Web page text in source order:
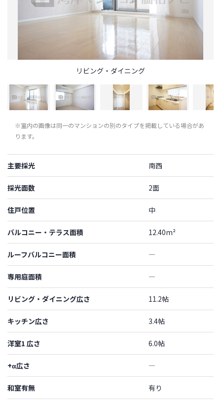
リビング・ダイニング
※室内の画像は同一のマンションの別のタイプを掲載している場合があ
ります。
主要採光 南西
採光面数 2面
住戸位置 中
バルコニー・テラス面積 12.40m²
ルーフバルコニー面積 ―
専用庭面積 ―
リビング・ダイニング広さ 11.2帖
キッチン広さ 3.4帖
洋室1 広さ 6.0帖
+α広さ ―
和室有無 有り